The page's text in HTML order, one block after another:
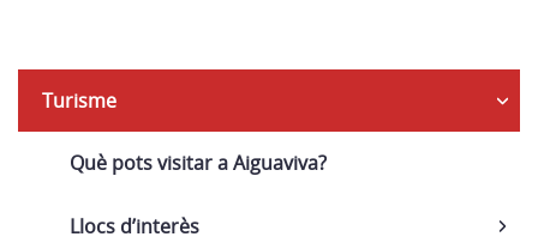
Navega
Turisme
Què pots visitar a Aiguaviva?
Llocs d’interès